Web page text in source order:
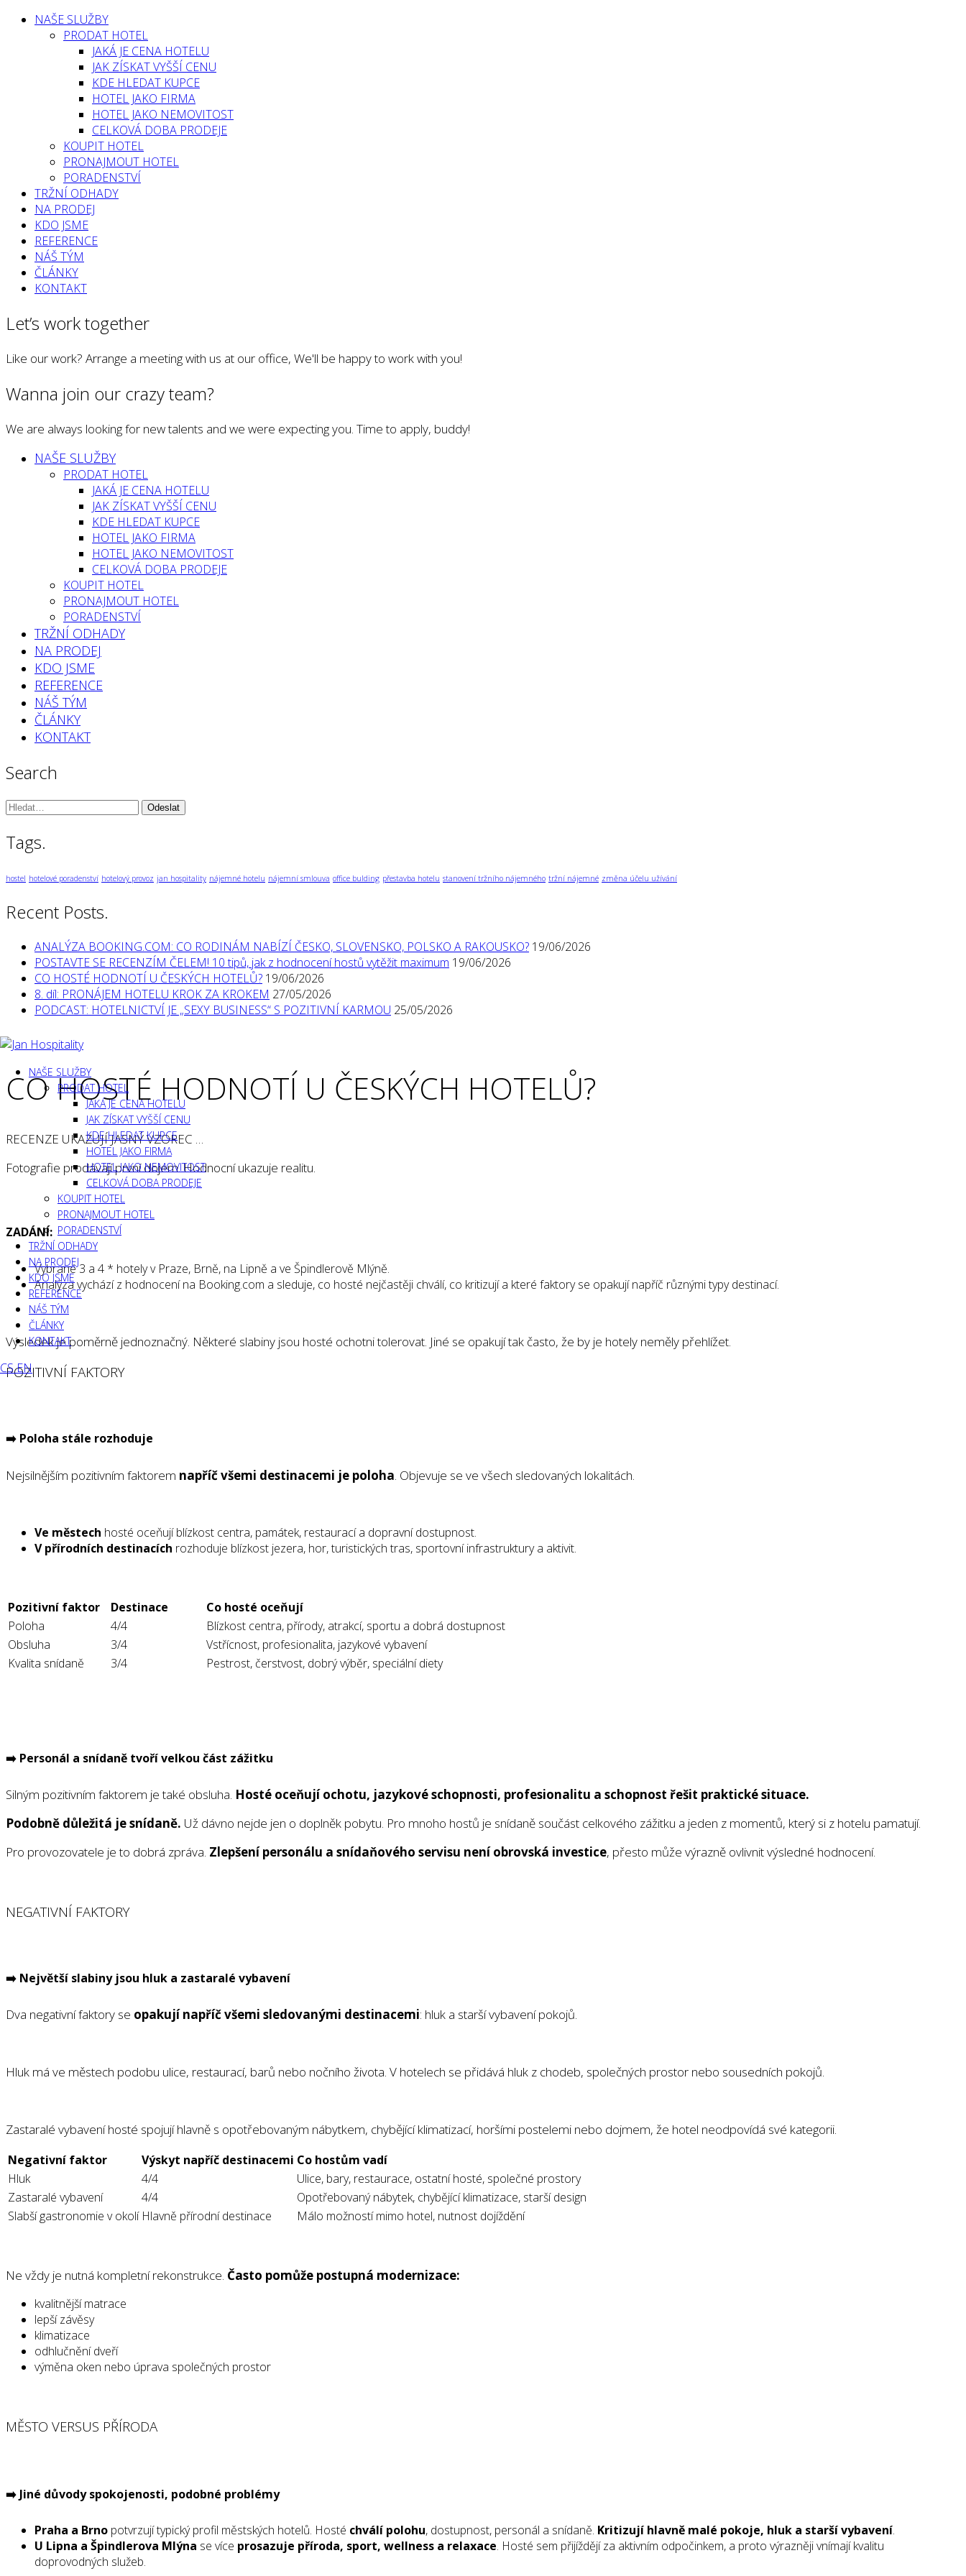
NAŠE SLUŽBY
PRODAT HOTEL
JAKÁ JE CENA HOTELU
JAK ZÍSKAT VYŠŠÍ CENU
KDE HLEDAT KUPCE
HOTEL JAKO FIRMA
HOTEL JAKO NEMOVITOST
CELKOVÁ DOBA PRODEJE
KOUPIT HOTEL
PRONAJMOUT HOTEL
PORADENSTVÍ
TRŽNÍ ODHADY
NA PRODEJ
KDO JSME
REFERENCE
NÁŠ TÝM
ČLÁNKY
KONTAKT
Let’s work together
Like our work? Arrange a meeting with us at our office, We'll be happy to work with you!
Wanna join our crazy team?
We are always looking for new talents and we were expecting you. Time to apply, buddy!
NAŠE SLUŽBY
PRODAT HOTEL
JAKÁ JE CENA HOTELU
JAK ZÍSKAT VYŠŠÍ CENU
KDE HLEDAT KUPCE
HOTEL JAKO FIRMA
HOTEL JAKO NEMOVITOST
CELKOVÁ DOBA PRODEJE
KOUPIT HOTEL
PRONAJMOUT HOTEL
PORADENSTVÍ
TRŽNÍ ODHADY
NA PRODEJ
KDO JSME
REFERENCE
NÁŠ TÝM
ČLÁNKY
KONTAKT
Search
Vyhledávání:
Tags.
hostel hotelové poradenství hotelový provoz jan hospitality nájemné hotelu nájemní smlouva office bulding přestavba hotelu stanovení tržního nájemného tržní nájemné změna účelu užívání
Recent Posts.
ANALÝZA BOOKING.COM: CO RODINÁM NABÍZÍ ČESKO, SLOVENSKO, POLSKO A RAKOUSKO? 19/06/2026
POSTAVTE SE RECENZÍM ČELEM! 10 tipů, jak z hodnocení hostů vytěžit maximum 19/06/2026
CO HOSTÉ HODNOTÍ U ČESKÝCH HOTELŮ? 19/06/2026
8. díl: PRONÁJEM HOTELU KROK ZA KROKEM 27/05/2026
PODCAST: HOTELNICTVÍ JE „SEXY BUSINESS“ S POZITIVNÍ KARMOU 25/05/2026
NAŠE SLUŽBY
PRODAT HOTEL
JAKÁ JE CENA HOTELU
JAK ZÍSKAT VYŠŠÍ CENU
KDE HLEDAT KUPCE
HOTEL JAKO FIRMA
HOTEL JAKO NEMOVITOST
CELKOVÁ DOBA PRODEJE
KOUPIT HOTEL
PRONAJMOUT HOTEL
PORADENSTVÍ
TRŽNÍ ODHADY
NA PRODEJ
KDO JSME
REFERENCE
NÁŠ TÝM
ČLÁNKY
KONTAKT
CS EN
CO HOSTÉ HODNOTÍ U ČESKÝCH HOTELŮ?
RECENZE UKAZUJÍ JASNÝ VZOREC …
Fotografie prodávají první dojem. Hodnocní ukazuje realitu.
ZADÁNÍ:
Vybrané 3 a 4 * hotely v Praze, Brně, na Lipně a ve Špindlerově Mlýně.
Analýza vychází z hodnocení na Booking.com a sleduje, co hosté nejčastěji chválí, co kritizují a které faktory se opakují napříč různými typy destinací.
Výsledek je poměrně jednoznačný. Některé slabiny jsou hosté ochotni tolerovat. Jiné se opakují tak často, že by je hotely neměly přehlížet.
POZITIVNÍ FAKTORY
➡️ Poloha stále rozhoduje
Nejsilnějším pozitivním faktorem napříč všemi destinacemi je poloha . Objevuje se ve všech sledovaných lokalitách.
Ve městech hosté oceňují blízkost centra, památek, restaurací a dopravní dostupnost.
V přírodních destinacích rozhoduje blízkost jezera, hor, turistických tras, sportovní infrastruktury a aktivit.
Pozitivní faktor Destinace
Co hosté oceňují
Poloha
4/4
Blízkost centra, přírody, atrakcí, sportu a dobrá dostupnost
Obsluha
3/4
Vstřícnost, profesionalita, jazykové vybavení
Kvalita snídaně
3/4 Pestrost, čerstvost, dobrý výběr, speciální diety
➡️ Personál a snídaně tvoří velkou část zážitku
Silným pozitivním faktorem je také obsluha. Hosté oceňují ochotu, jazykové schopnosti, profesionalitu a schopnost řešit praktické situace.
Podobně důležitá je snídaně. Už dávno nejde jen o doplněk pobytu. Pro mnoho hostů je snídaně součást celkového zážitku a jeden z momentů, který si z hotelu pamatují.
Pro provozovatele je to dobrá zpráva. Zlepšení personálu a snídaňového servisu není obrovská investice, přesto může výrazně ovlivnit výsledné hodnocení.
NEGATIVNÍ FAKTORY
➡️ Největší slabiny jsou hluk a zastaralé vybavení
Dva negativní faktory se opakují napříč všemi sledovanými destinacemi: hluk a starší vybavení pokojů.
Hluk má ve městech podobu ulice, restaurací, barů nebo nočního života. V hotelech se přidává hluk z chodeb, společných prostor nebo sousedních pokojů.
Zastaralé vybavení hosté spojují hlavně s opotřebovaným nábytkem, chybějící klimatizací, horšími postelemi nebo dojmem, že hotel neodpovídá své kategorii.
Negativní faktor Výskyt napříč destinacemi Co hostům vadí
Hluk
4/4
Ulice, bary, restaurace, ostatní hosté, společné prostory
Zastaralé vybavení
4/4
Opotřebovaný nábytek, chybějící klimatizace, starší design
Slabší gastronomie v okolí Hlavně přírodní destinace Málo možností mimo hotel, nutnost dojíždění
Ne vždy je nutná kompletní rekonstrukce. Často pomůže postupná modernizace:
kvalitnější matrace
lepší závěsy
klimatizace
odhlučnění dveří
výměna oken nebo úprava společných prostor
MĚSTO VERSUS PŘÍRODA
➡️ Jiné důvody spokojenosti, podobné problémy
Praha a Brno potvrzují typický profil městských hotelů. Hosté chválí polohu, dostupnost, personál a snídaně. Kritizují hlavně malé pokoje, hluk a starší vybavení.
U Lipna a Špindlerova Mlýna se více prosazuje příroda, sport, wellness a relaxace. Hosté sem přijíždějí za aktivním odpočinkem, a proto výrazněji vnímají kvalitu
doprovodných služeb.